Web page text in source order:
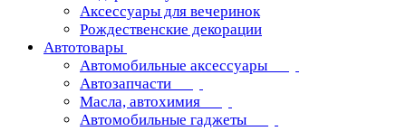
Аксессуары для вечеринок
Рождественские декорации
Автотовары
Автомобильные аксессуары
Автозапчасти
Масла, автохимия
Автомобильные гаджеты